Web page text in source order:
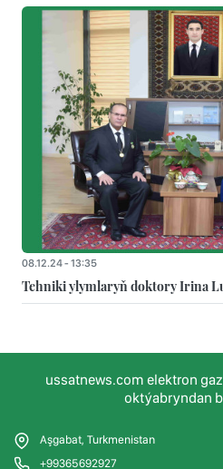
08.12.24 - 13:35
Tehniki ylymlaryň doktory Irina
ussatnews.com elektron
oktýabryndan
Aşgabat, Turkmenistan
+99365692927